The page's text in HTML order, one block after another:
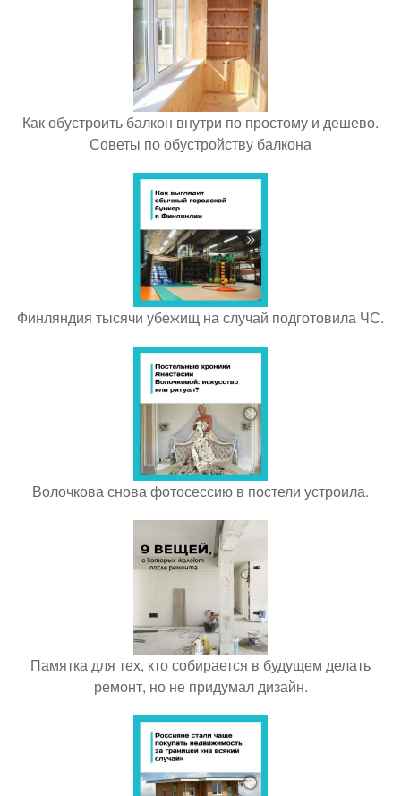
Как обустроить балкон внутри по простому и дешево.
Советы по обустройству балкона
Финляндия тысячи убежищ на случай подготовила ЧС.
Волочкова снова фотосессию в постели устроила.
Памятка для тех, кто собирается в будущем делать
ремонт, но не придумал дизайн.